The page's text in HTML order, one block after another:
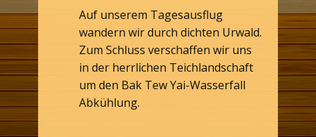
Auf unserem Tagesausflug
wandern wir durch dichten Urwald.
Zum Schluss verschaffen wir uns
in der herrlichen Teichlandschaft
um den Bak Tew Yai-Wasserfall
Abkühlung.